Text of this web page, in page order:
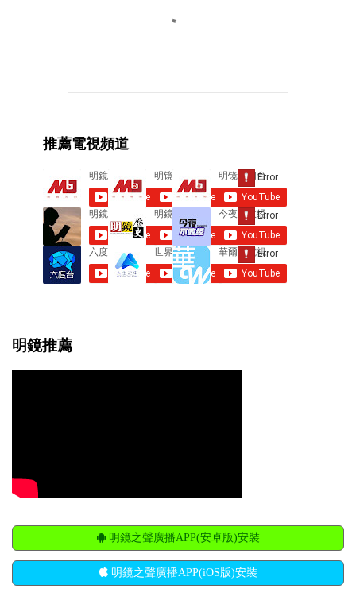
n
t
s
推薦電視頻道
明鏡推薦
明鏡之聲廣播APP(安卓版)安裝
明鏡之聲廣播APP(iOS版)安裝